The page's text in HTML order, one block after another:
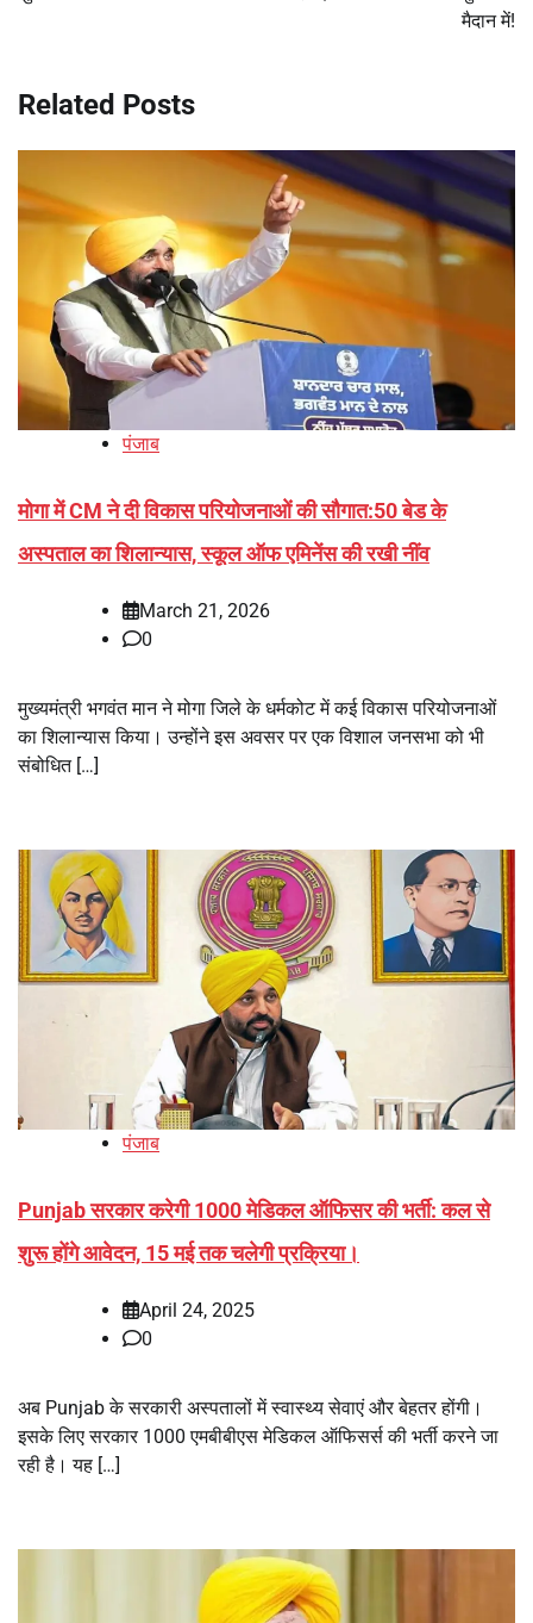
मैदान में!
Related Posts
पंजाब
मोगा में CM ने दी विकास परियोजनाओं की सौगात:50 बेड के
अस्पताल का शिलान्यास, स्कूल ऑफ एमिनेंस की रखी नींव
March 21, 2026
0
मुख्यमंत्री भगवंत मान ने मोगा जिले के धर्मकोट में कई विकास परियोजनाओं
का शिलान्यास किया। उन्होंने इस अवसर पर एक विशाल जनसभा को भी
संबोधित […]
पंजाब
Punjab सरकार करेगी 1000 मेडिकल ऑफिसर की भर्ती: कल से
शुरू होंगे आवेदन, 15 मई तक चलेगी प्रक्रिया।
April 24, 2025
0
अब Punjab के सरकारी अस्पतालों में स्वास्थ्य सेवाएं और बेहतर होंगी।
इसके लिए सरकार 1000 एमबीबीएस मेडिकल ऑफिसर्स की भर्ती करने जा
रही है। यह […]